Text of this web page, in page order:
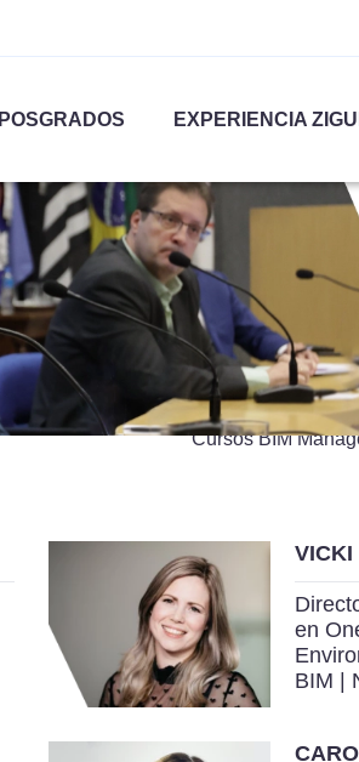
POSGRADOS EXPERIENCIA
BIM
Cursos BIM
VICKI
en
BIM |